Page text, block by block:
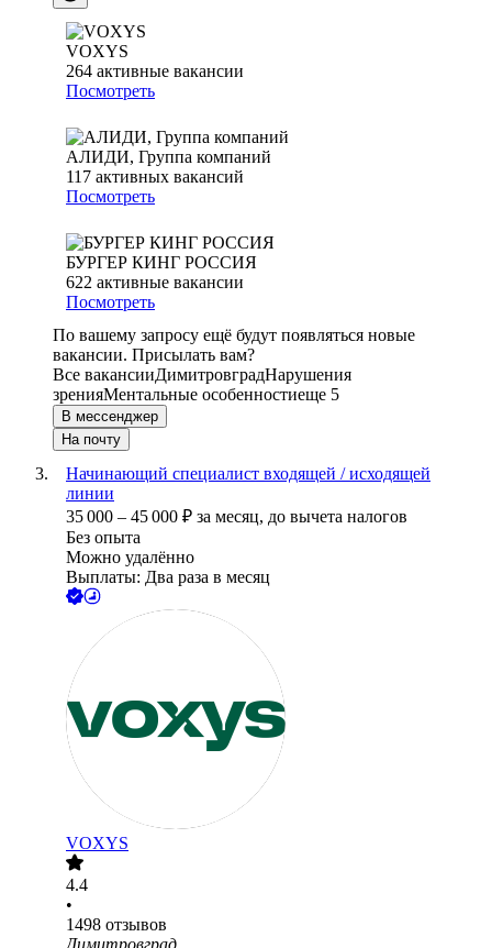
VOXYS
264 активные вакансии
Посмотреть
АЛИДИ, Группа компаний
117 активных вакансий
Посмотреть
БУРГЕР КИНГ РОССИЯ
622 активные вакансии
Посмотреть
По вашему запросу ещё будут появляться новые
вакансии. Присылать вам?
Все вакансииДимитровградНарушения
зренияМентальные особенностиеще 5
В мессенджер
На почту
Начинающий специалист входящей / исходящей
линии
35 000 – 45 000 ₽ за месяц, до вычета налогов
Без опыта
Можно удалённо
Выплаты: Два раза в месяц
VOXYS
4.4
•
1498 отзывов